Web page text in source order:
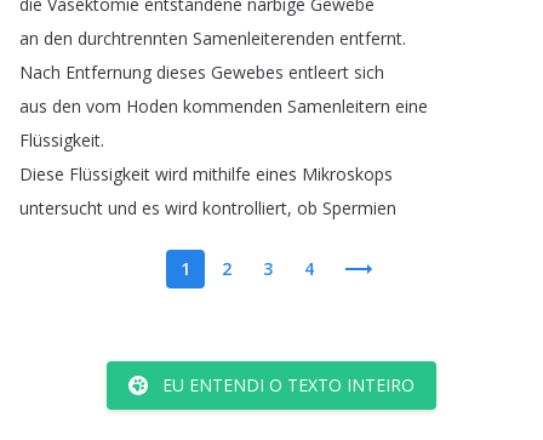
an den durchtrennten Samenleiterenden entfernt.
Nach Entfernung dieses Gewebes entleert sich
aus den vom Hoden kommenden Samenleitern eine
Flüssigkeit.
Diese Flüssigkeit wird mithilfe eines Mikroskops
untersucht und es wird kontrolliert, ob Spermien
1 2 3 4
EU ENTENDI O TEXTO INTEIRO